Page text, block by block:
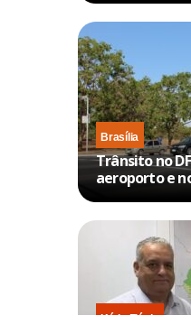
Brasília
Trânsito no
aeroporto e
Kátia Flávia